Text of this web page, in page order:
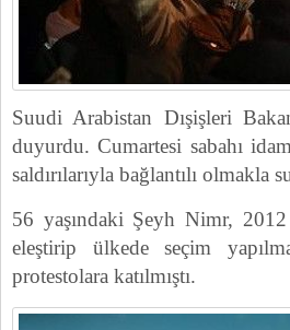
Suudi Arabistan Dışişleri
duyurdu. Cumartesi sabahı
saldırılarıyla bağlantılı olmakla
56 yaşındaki Şeyh Nimr,
eleştirip ülkede seçim
protestolara katılmıştı.